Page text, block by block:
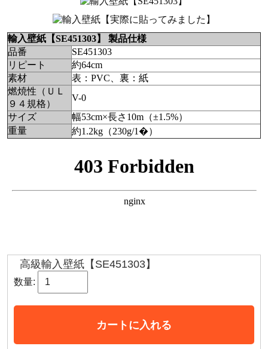
輸入壁紙【SE451303】 製品仕様
品番
SE451303
リピート
約64cm
素材
表：PVC、裏：紙
燃焼性（ＵＬ
９４規格）
V-0
サイズ
幅53cm×長さ10m（±1.5%）
重量
約1.2kg（230g/1�）
高級輸入壁紙【SE451303】
数量:
カートに入れる